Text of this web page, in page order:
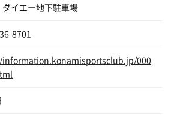
イエー地下駐車場
8701
000